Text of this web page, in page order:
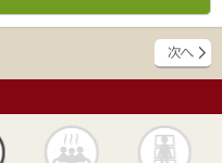
露天風呂 貸切風呂